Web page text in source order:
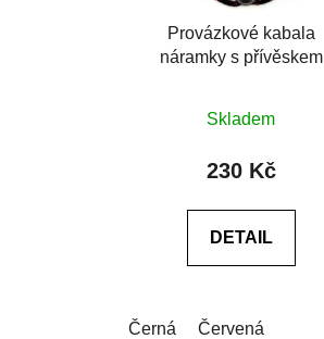
Provázkové kabala
náramky s přívěskem
Skladem
230 Kč
DETAIL
Černá Červená